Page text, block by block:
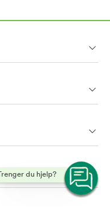
du hjelp?